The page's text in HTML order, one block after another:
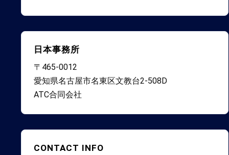
日本事務所
〒465-0012
愛知県名古屋市名東区文教台2-508D
ATC合同会社
CONTACT INFO